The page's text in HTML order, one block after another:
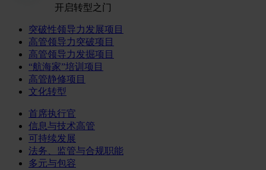
开启转型之门
突破性领导力发展项目
高管领导力突破项目
高管领导力发掘项目
“航海家”培训项目
高管静修项目
文化转型
首席执行官
信息与技术高管
可持续发展
法务、监管与合规职能
多元与包容